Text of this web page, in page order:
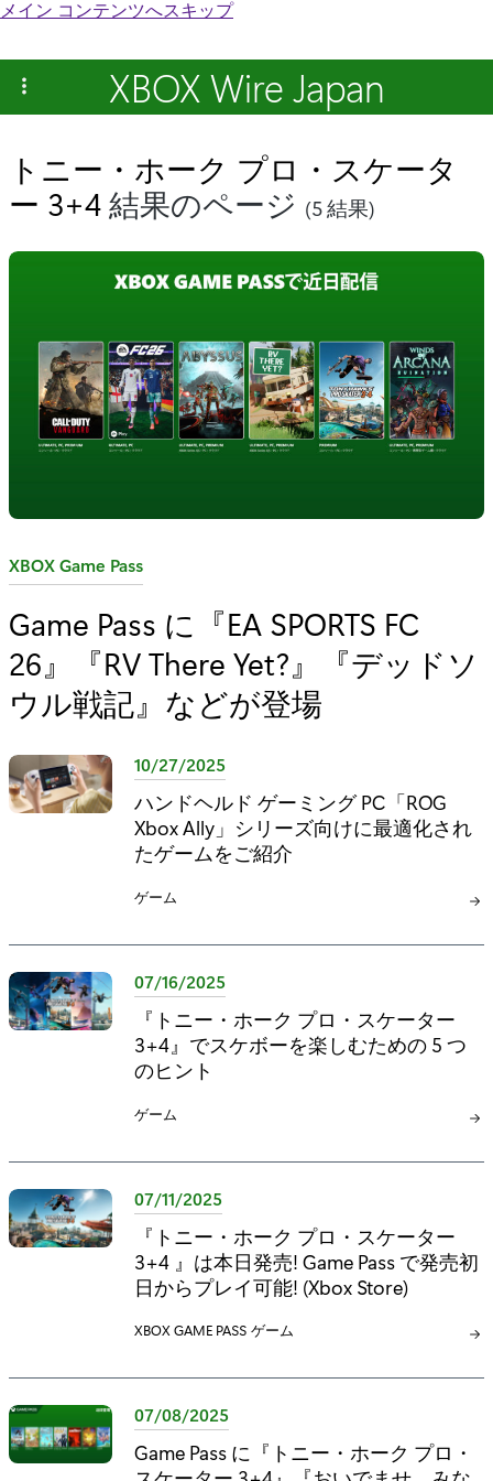
メイン コンテンツへスキップ
XBOX Wire Japan
トニー・ホーク プロ・スケータ
ー 3+4結果のページ (5 結果)
カ
ゴ
リ
:
XBOX Game Pass
Game Pass に『EA SPORTS FC
26』『RV There Yet?』『デッドソ
ウル戦記』などが登場
10/27/2025
ハンドヘルド ゲーミング PC「ROG
Xbox Ally」シリーズ向けに最適化され
たゲームをご紹介
カ
ゴ
:
ゲーム
07/16/2025
『トニー・ホーク プロ・スケーター
3+4』でスケボーを楽しむための 5 つ
のヒント
カ
ゴ
:
ゲーム
07/11/2025
『トニー・ホーク プロ・スケーター
3+4 』は本日発売! Game Pass で発売初
日からプレイ可能! (Xbox Store)
カ
ゴ
:
XBOX GAME PASS カ
ゴ
ゲーム
07/08/2025
Game Pass に『トニー・ホーク プロ・